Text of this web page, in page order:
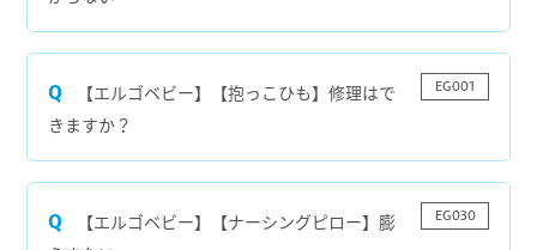
【エルゴベビー】【抱っこひも】修理はで
きますか？
EG001
【エルゴベビー】【ナーシングピロー】膨
EG030